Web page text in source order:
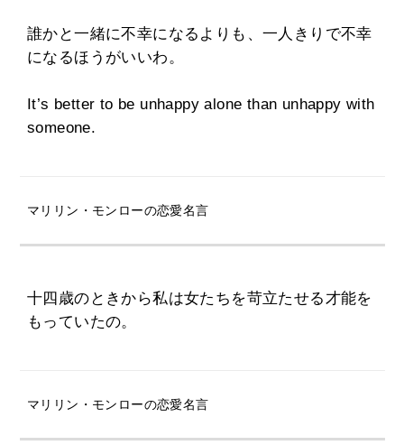
誰かと一緒に不幸になるよりも、一人きりで不幸
になるほうがいいわ。
It’s better to be unhappy alone than unhappy with
someone.
マリリン・モンローの恋愛名言
十四歳のときから私は女たちを苛立たせる才能を
もっていたの。
マリリン・モンローの恋愛名言